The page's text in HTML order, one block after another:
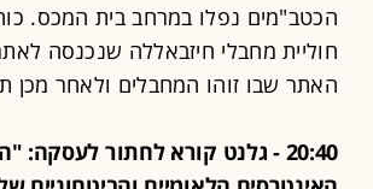
חוליית מחבלי חיזבאללה שנכנסה
האתר שבו זוהו המחבלים ולאחר מכן
20:40 - גלנט קורא לחתור